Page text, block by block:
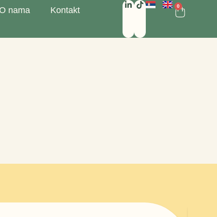
O nama Kontakt 0